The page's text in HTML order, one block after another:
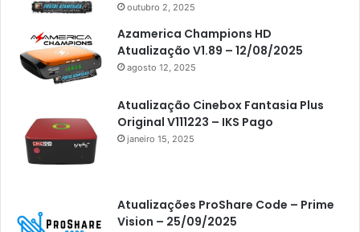
outubro 2, 2025
Azamerica Champions HD
Atualização V1.89 – 12/08/2025
agosto 12, 2025
Atualização Cinebox Fantasia Plus
Original V111223 – IKS Pago
janeiro 15, 2025
Atualizações ProShare Code – Prime
Vision – 25/09/2025